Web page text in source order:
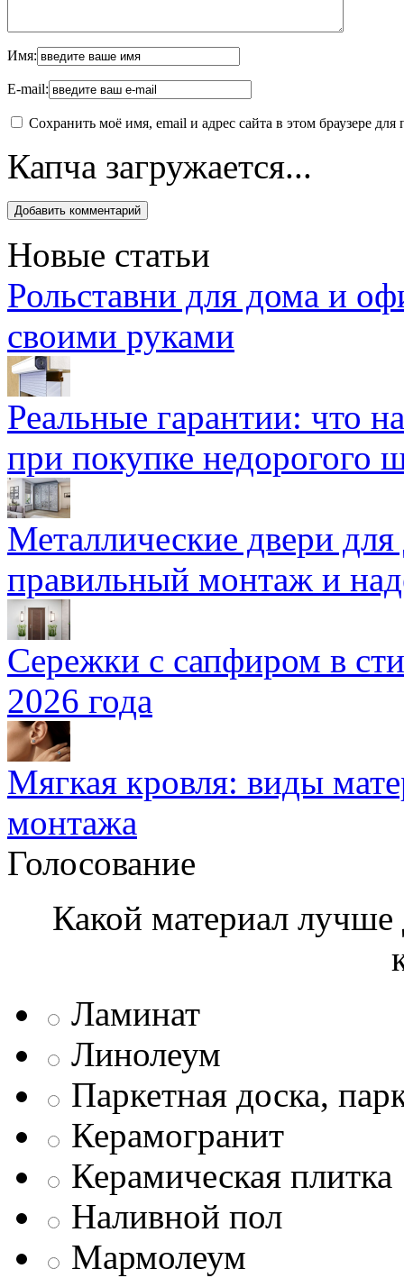
Имя:
E-mail:
Сохранить моё имя, email и адрес сайта в этом браузере
Капча загружается...
Новые статьи
Рольставни для дома и
своими руками
Реальные гарантии: что
при покупке недорогого
Металлические двери
правильный монтаж и
Сережки с сапфиром в
2026 года
Мягкая кровля: виды
монтажа
Голосование
Какой материал
Ламинат
Линолеум
Паркетная доска,
Керамогранит
Керамическая плитка
Наливной пол
Мармолеум